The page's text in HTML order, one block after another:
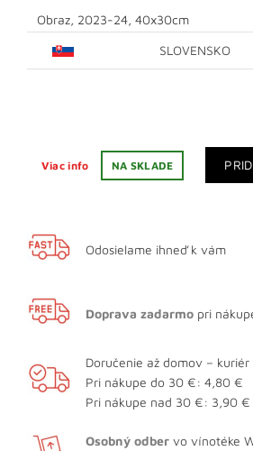
Obraz, 2023-24, 40x30cm
SLOVENSKO
Viac info NA SKLADE
Odosielame ihneď k vám
Doprava zadarmo pri
Doručenie až domov – kuriér
Pri nákupe do 30 €: 4,80 €
Pri nákupe nad 30 €: 3,90 €
Osobný odber vo vínotéke